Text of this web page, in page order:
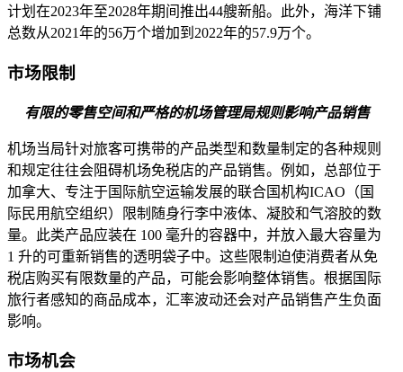
计划在2023年至2028年期间推出44艘新船。此外，海洋下铺
总数从2021年的56万个增加到2022年的57.9万个。
市场限制
有限的零售空间和严格的机场管理局规则影响产品销售
机场当局针对旅客可携带的产品类型和数量制定的各种规则
和规定往往会阻碍机场免税店的产品销售。例如，总部位于
加拿大、专注于国际航空运输发展的联合国机构ICAO（国
际民用航空组织）限制随身行李中液体、凝胶和气溶胶的数
量。此类产品应装在 100 毫升的容器中，并放入最大容量为
1 升的可重新销售的透明袋子中。这些限制迫使消费者从免
税店购买有限数量的产品，可能会影响整体销售。根据国际
旅行者感知的商品成本，汇率波动还会对产品销售产生负面
影响。
市场机会